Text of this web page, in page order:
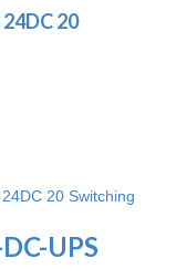
20
UPS